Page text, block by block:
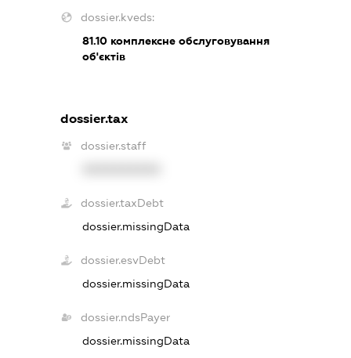
dossier.kveds:
81.10комплексне обслуговування
об'єктів
dossier.tax
dossier.staff
dossier.taxDebt
dossier.missingData
dossier.esvDebt
dossier.missingData
dossier.ndsPayer
dossier.missingData